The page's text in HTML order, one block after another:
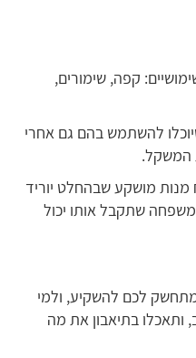
קפה, שימורים,
להשתמש בהם גם אחרי
המשקל.
מושקע שבהחלט יוריד
שתקבל אותו יכול
לכם להשקיע, ולמי
ותאכלו בתיאבון את מה